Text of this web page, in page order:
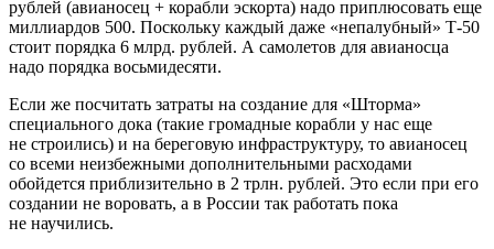
рублей (авианосец + корабли эскорта) надо приплюсовать еще
миллиардов 500. Поскольку каждый даже «непалубный» Т-50
стоит порядка 6 млрд. рублей. А самолетов для авианосца
надо порядка восьмидесяти.
Если же посчитать затраты на создание для «Шторма»
специального дока (такие громадные корабли у нас еще
не строились) и на береговую инфраструктуру, то авианосец
со всеми неизбежными дополнительными расходами
обойдется приблизительно в 2 трлн. рублей. Это если при его
создании не воровать, а в России так работать пока
не научились.